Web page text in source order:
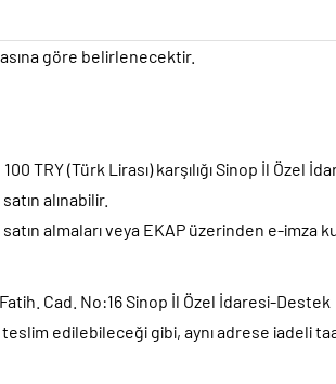
göre belirlenecektir.
TRY (Türk Lirası) karşılığı Sinop İl Özel
alınabilir.
almaları veya EKAP üzerinden e-imza
Cad. No:16 Sinop İl Özel İdaresi-Destek
edilebileceği gibi, aynı adrese iadeli